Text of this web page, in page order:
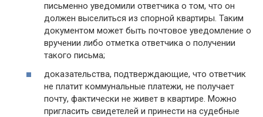
письменно уведомили ответчика о том, что он
должен выселиться из спорной квартиры. Таким
документом может быть почтовое уведомление о
вручении либо отметка ответчика о получении
такого письма;
доказательства, подтверждающие, что ответчик
не платит коммунальные платежи, не получает
почту, фактически не живет в квартире. Можно
пригласить свидетелей и принести на судебные